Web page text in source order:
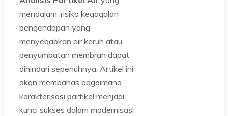
mendalam, risiko kegagalan
pengendapan yang
menyebabkan air keruh atau
penyumbatan membran dapat
dihindari sepenuhnya. Artikel ini
akan membahas bagaimana
karakterisasi partikel menjadi
kunci sukses dalam modernisasi